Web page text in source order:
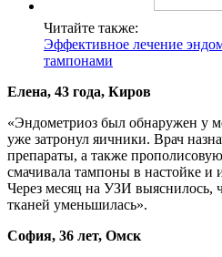
Читайте также:
Эффективное лечение
тампонами
Елена, 43 года, Киров
«Эндометриоз был обнаружен у
уже затронул яичники. Врач
препараты, а также
смачивала тампоны в настойке и
Через месяц на УЗИ выяснилось,
тканей уменьшилась».
София, 36 лет, Омск